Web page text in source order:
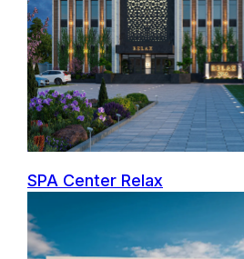
SPA Center Relax
Социальные
сети